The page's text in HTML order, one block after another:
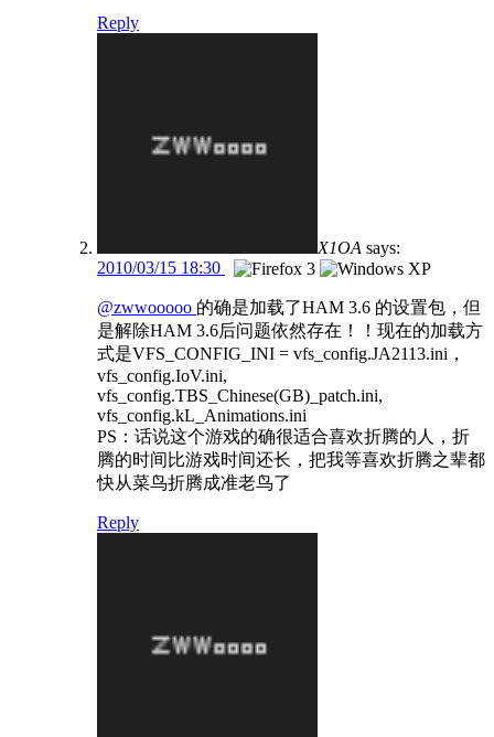
Reply
X1OA says:
2010/03/15 18:30
@zwwooooo 的确是加载了HAM 3.6 的设置包，但
是解除HAM 3.6后问题依然存在！！现在的加载方
式是VFS_CONFIG_INI = vfs_config.JA2113.ini，
vfs_config.IoV.ini,
vfs_config.TBS_Chinese(GB)_patch.ini,
vfs_config.kL_Animations.ini
PS：话说这个游戏的确很适合喜欢折腾的人，折
腾的时间比游戏时间还长，把我等喜欢折腾之辈都
快从菜鸟折腾成准老鸟了
Reply